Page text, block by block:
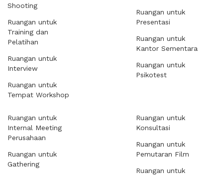
Shooting
Ruangan untuk
Training dan
Pelatihan
Ruangan untuk
Interview
Ruangan untuk
Tempat Workshop
Ruangan untuk
Presentasi
Ruangan untuk
Kantor Sementara
Ruangan untuk
Psikotest
Ruangan untuk
Internal Meeting
Perusahaan
Ruangan untuk
Gathering
Ruangan untuk
Konsultasi
Ruangan untuk
Pemutaran Film
Ruangan untuk